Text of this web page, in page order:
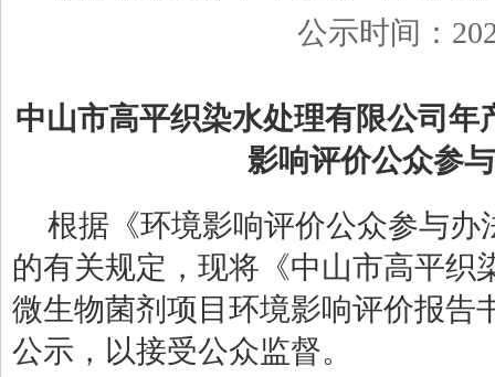
公示时间：
中山市高平织染水处理有限公司年
影响评价公众参
根据《环境影响评价公众参与办
的有关规定，现将《中山市高平织
微生物菌剂项目环境影响评价报告
公示，以接受公众监督。